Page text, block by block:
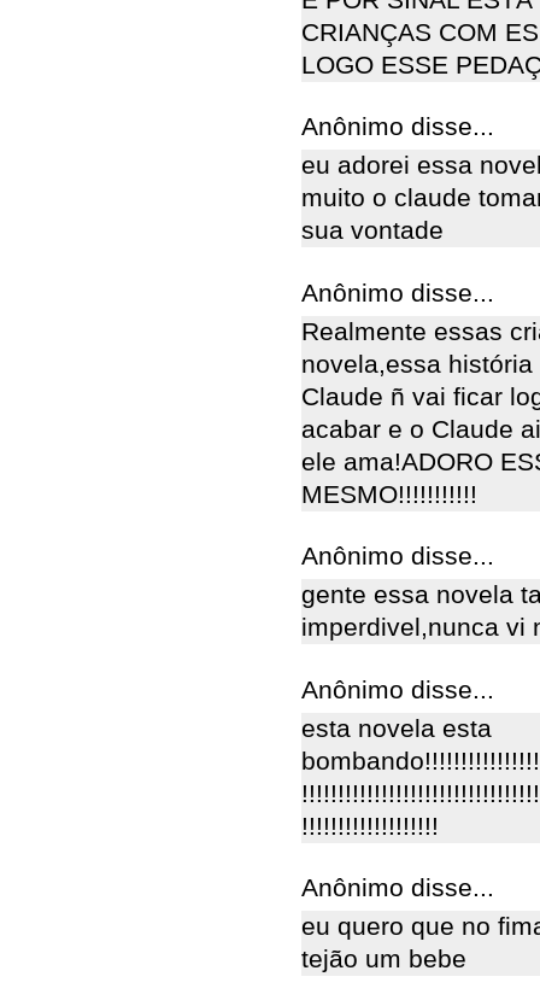
CRIANÇAS COM
LOGO ESSE
Anônimo disse...
eu adorei essa
muito o claude
sua vontade
Anônimo disse...
Realmente essas
novela,essa
Claude ñ vai ficar
acabar e o Claude
ele ama!ADORO
MESMO!!!!!!!!!!!
Anônimo disse...
gente essa novela
imperdivel,nunca vi
Anônimo disse...
esta novela esta
!!!!!!!!!!!!!!!!!!!
Anônimo disse...
eu quero que no
tejão um bebe